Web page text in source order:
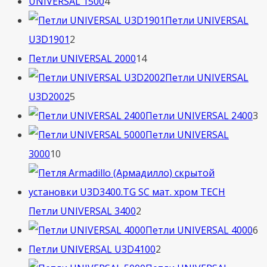
товара
Петли UNIVERSAL
U3D19012
товара
Петли UNIVERSAL 20001414
товаровПетли UNIVERSAL
U3D20025
товаров
Петли UNIVERSAL 24003
Петли UNIVERSAL
300010
товаров
Петли UNIVERSAL 34002
товара
Петли UNIVERSAL 40006
Петли UNIVERSAL U3D41002